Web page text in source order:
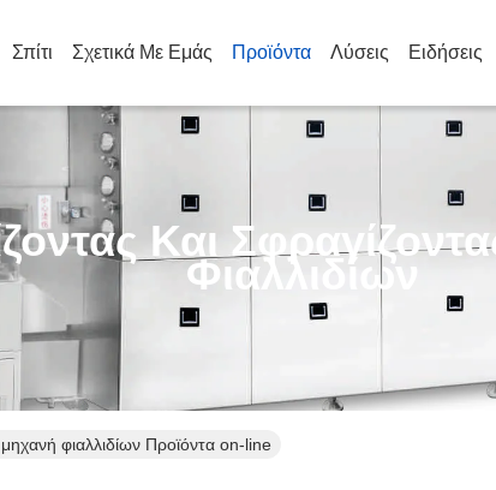
Σπίτι Σχετικά Με Εμάς Προϊόντα Λύσεις Ειδήσεις
Και
Φιαλλιδίων
μηχανή φιαλλιδίων Προϊόντα on-line